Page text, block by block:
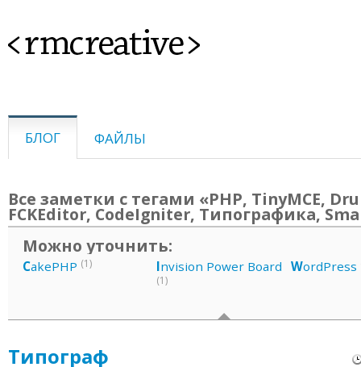
<rmcreative>
БЛОГ ФАЙЛЫ
Все заметки с тегами «PHP, TinyMCE,
FCKEditor, CodeIgniter, Типографика,
Можно уточнить:
CakePHP (1) Invision Power Board
(1)
WordPress
Типограф